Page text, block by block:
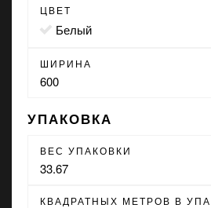
ЦВЕТ
белый
ШИРИНА
600
УПАКОВКА
ВЕС УПАКОВКИ
33.67
КВАДРАТНЫХ МЕТРОВ В